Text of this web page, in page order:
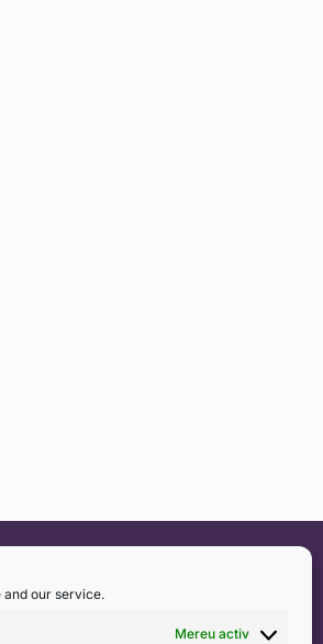
and our service.
Mereu activ